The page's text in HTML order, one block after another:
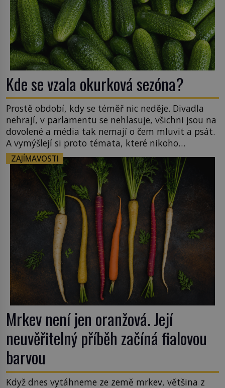
Kde se vzala okurková sezóna?
Prostě období, kdy se téměř nic neděje. Divadla
nehrají, v parlamentu se nehlasuje, všichni jsou na
dovolené a média tak nemají o čem mluvit a psát.
A vymýšlejí si proto témata, které nikoho
nezajímají. Proč je však ona letní doba spojovaná
zrovna s okurkami? Okurkovou sezónu známe už
od poloviny 19. století, ovšem jako Češi […]
ZAJÍMAVOSTI
Mrkev není jen oranžová. Její
neuvěřitelný příběh začíná fialovou
barvou
Když dnes vytáhneme ze země mrkev, většina z